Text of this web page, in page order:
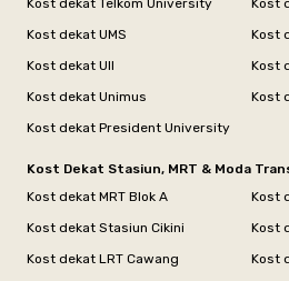
Kost dekat UMS
Kost
Kost dekat UII
Kost
Kost dekat Unimus
Kost
Kost dekat President University
Kost Dekat Stasiun, MRT & Moda
Kost dekat MRT Blok A
Kost dekat Stasiun Cikini
Kost
Kost dekat LRT Cawang
Kost